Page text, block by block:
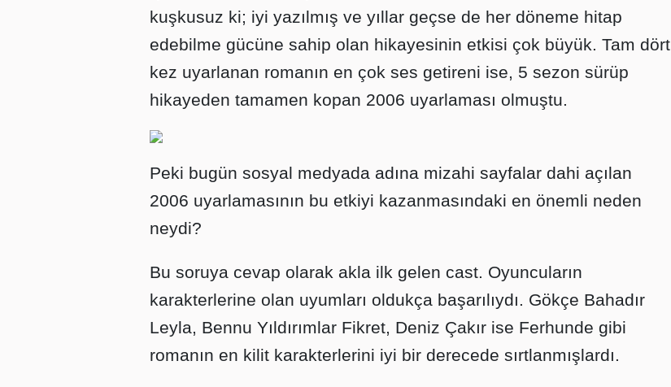
kuşkusuz ki; iyi yazılmış ve yıllar geçse de her döneme hitap
edebilme gücüne sahip olan hikayesinin etkisi çok büyük. Tam dört
kez uyarlanan romanın en çok ses getireni ise, 5 sezon sürüp
hikayeden tamamen kopan 2006 uyarlaması olmuştu.
Peki bugün sosyal medyada adına mizahi sayfalar dahi açılan
2006 uyarlamasının bu etkiyi kazanmasındaki en önemli neden
neydi?
Bu soruya cevap olarak akla ilk gelen cast. Oyuncuların
karakterlerine olan uyumları oldukça başarılıydı. Gökçe Bahadır
Leyla, Bennu Yıldırımlar Fikret, Deniz Çakır ise Ferhunde gibi
romanın en kilit karakterlerini iyi bir derecede sırtlanmışlardı.